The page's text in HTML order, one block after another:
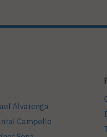
Alvarenga
Campello